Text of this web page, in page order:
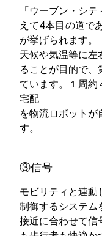
「ウーブン・シ
えて4本目の道で
が挙げられます。
天候や気温等に左
ることが目的で
ています。１周約
宅配
を物流ロボットが
す。
③信号
モビリティと連動
制御するシステム
接近に合わせて信